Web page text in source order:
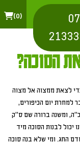
0
הסוכה?
לצאת ממצוה אל מצוה
למחרת יום הכיפורים,
ומשנה ברורה שם ס"ק
יכול לבנות הסוכה מיד
החג. ומי שלא בנה סוכה